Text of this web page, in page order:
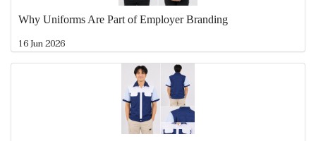
Why Uniforms Are Part of Employer Branding
16 Jun 2026